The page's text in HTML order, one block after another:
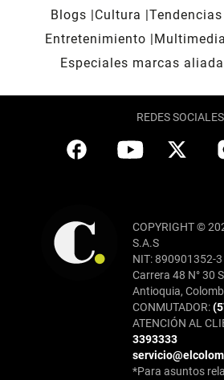
Blogs
Cultura Tendencias
Entretenimiento
Multimedia
Especiales marcas
REDES SOCIALES
COPYRIGHT ©
S.A.S
NIT: 890901352-3
Carrera 48 N° 30
Antioquia,
CONMUTADOR:
ATENCIÓN AL
3393333
*Para asuntos